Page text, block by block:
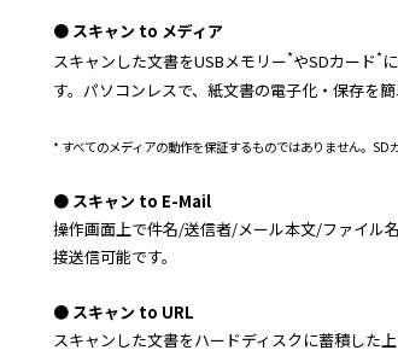
● スキャン to メディア
スキャンした文書をUSBメモリー*やSDカード*
す。パソコンレスで、紙文書の電子化・保存を簡
* すべてのメディアの動作を保証するものではありません。SD
● スキャン to E-Mail
操作画面上で件名/送信者/メール本文/ファイル
接送信可能です。
● スキャン to URL
スキャンした文書をハードディスクに蓄積した